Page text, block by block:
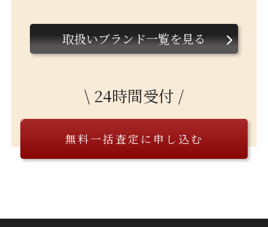
取扱いブランド一覧を見る
\ 24時間受付 /
無料一括査定に申し込む